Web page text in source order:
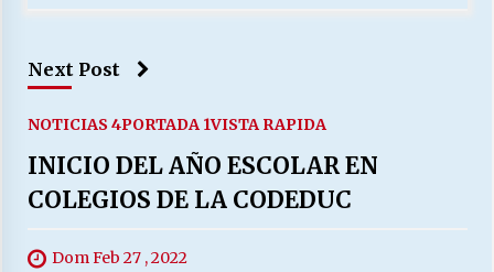
Next Post
NOTICIAS 4PORTADA 1VISTA RAPIDA
INICIO DEL AÑO ESCOLAR EN
COLEGIOS DE LA CODEDUC
Dom Feb 27 , 2022